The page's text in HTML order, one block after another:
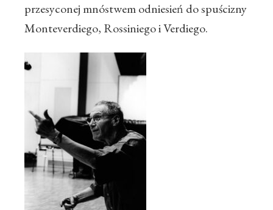
przesyconej mnóstwem odniesień do spuścizny
Monteverdiego, Rossiniego i Verdiego.